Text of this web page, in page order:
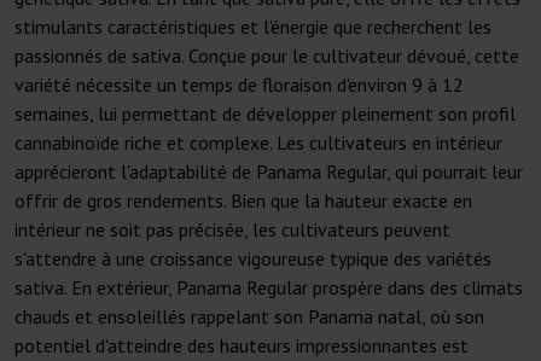
stimulants caractéristiques et l'énergie que recherchent les
passionnés de sativa. Conçue pour le cultivateur dévoué, cette
variété nécessite un temps de floraison d'environ 9 à 12
semaines, lui permettant de développer pleinement son profil
cannabinoïde riche et complexe. Les cultivateurs en intérieur
apprécieront l'adaptabilité de Panama Regular, qui pourrait leur
offrir de gros rendements. Bien que la hauteur exacte en
intérieur ne soit pas précisée, les cultivateurs peuvent
s'attendre à une croissance vigoureuse typique des variétés
sativa. En extérieur, Panama Regular prospère dans des climats
chauds et ensoleillés rappelant son Panama natal, où son
potentiel d'atteindre des hauteurs impressionnantes est